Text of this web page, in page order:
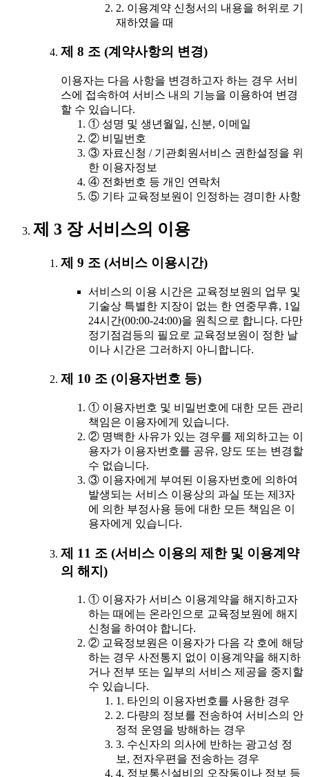
2. 이용계약 신청서의 내용을 허위로 기
재하였을 때
제 8 조 (계약사항의 변경)
이용자는 다음 사항을 변경하고자 하는 경우 서비
스에 접속하여 서비스 내의 기능을 이용하여 변경
할 수 있습니다.
① 성명 및 생년월일, 신분, 이메일
② 비밀번호
③ 자료신청 / 기관회원서비스 권한설정을 위
한 이용자정보
④ 전화번호 등 개인 연락처
⑤ 기타 교육정보원이 인정하는 경미한 사항
제 3 장 서비스의 이용
제 9 조 (서비스 이용시간)
서비스의 이용 시간은 교육정보원의 업무 및
기술상 특별한 지장이 없는 한 연중무휴, 1일
24시간(00:00-24:00)을 원칙으로 합니다. 다만
정기점검등의 필요로 교육정보원이 정한 날
이나 시간은 그러하지 아니합니다.
제 10 조 (이용자번호 등)
① 이용자번호 및 비밀번호에 대한 모든 관리
책임은 이용자에게 있습니다.
② 명백한 사유가 있는 경우를 제외하고는 이
용자가 이용자번호를 공유, 양도 또는 변경할
수 없습니다.
③ 이용자에게 부여된 이용자번호에 의하여
발생되는 서비스 이용상의 과실 또는 제3자
에 의한 부정사용 등에 대한 모든 책임은 이
용자에게 있습니다.
제 11 조 (서비스 이용의 제한 및 이용계약
의 해지)
① 이용자가 서비스 이용계약을 해지하고자
하는 때에는 온라인으로 교육정보원에 해지
신청을 하여야 합니다.
② 교육정보원은 이용자가 다음 각 호에 해당
하는 경우 사전통지 없이 이용계약을 해지하
거나 전부 또는 일부의 서비스 제공을 중지할
수 있습니다.
1. 타인의 이용자번호를 사용한 경우
2. 다량의 정보를 전송하여 서비스의 안
정적 운영을 방해하는 경우
3. 수신자의 의사에 반하는 광고성 정
보, 전자우편을 전송하는 경우
4. 정보통신설비의 오작동이나 정보 등